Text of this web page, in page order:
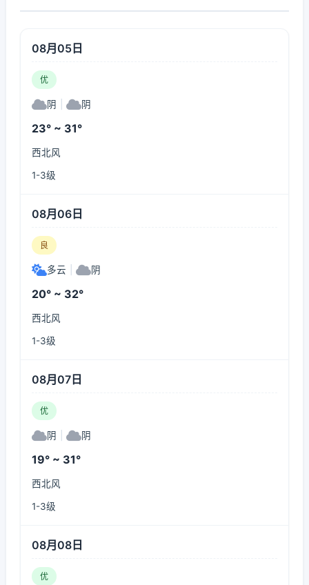
08月05日
优
阴 阴
23° ~ 31°
西北风
1-3级
08月06日
良
多云 阴
20° ~ 32°
西北风
1-3级
08月07日
优
阴 阴
19° ~ 31°
西北风
1-3级
08月08日
优